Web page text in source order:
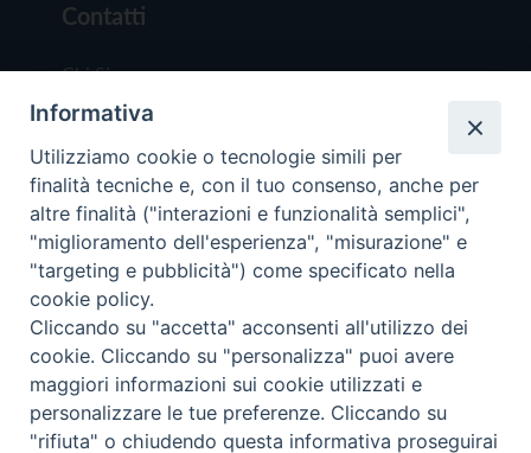
Contatti
Chi Siamo
Redazione
Scrivici
Copyright © 2019 - Tutti i diritti riservati - Vita
Trentina Editrice
Privacy Policy
Torna
Informativa
Utilizziamo cookie o tecnologie simili per
finalità tecniche e, con il tuo consenso, anche per
altre finalità ("interazioni e funzionalità semplici",
"miglioramento dell'esperienza", "misurazione" e
"targeting e pubblicità") come specificato nella
cookie policy.
Cliccando su "accetta" acconsenti all'utilizzo dei
cookie. Cliccando su "personalizza" puoi avere
maggiori informazioni sui cookie utilizzati e
personalizzare le tue preferenze. Cliccando su
"rifiuta" o chiudendo questa informativa proseguirai